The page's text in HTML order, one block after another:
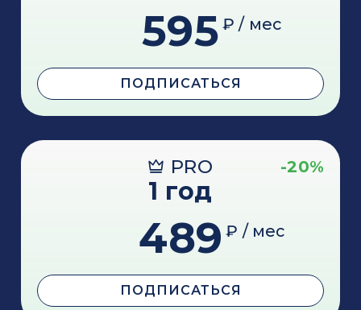
595 ₽ / мес
ПОДПИСАТЬСЯ
PRO -20%
1 год
489 ₽ / мес
ПОДПИСАТЬСЯ